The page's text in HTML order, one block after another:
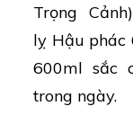
Trọng
lỵ Hậu phác
600ml sắc
trong ngày.